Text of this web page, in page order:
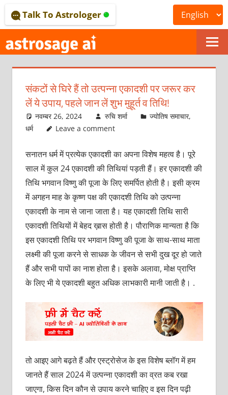
to
content
ONLINE
ASTROLOGICAL
JOURNAL
–
ASTROSAGE
MAGAZINE
Talk To Astrologer
संकटों से घिरे हैं तो उत्पन्ना एकादशी पर जरूर कर
लें ये उपाय, पहले जान लें शुभ मुहूर्त व तिथि!
नवम्बर 26, 2024 रुचि शर्मा ज्योतिष समाचार,
धर्म
Leave a comment
सनातन धर्म में प्रत्येक एकादशी का अपना विशेष महत्व है। पूरे
साल में कुल 24 एकादशी की तिथियां पड़ती हैं। हर एकादशी की
तिथि भगवान विष्णु की पूजा के लिए समर्पित होती है। इसी क्रम
में अगहन माह के कृष्ण पक्ष की एकादशी तिथि को उत्पन्ना
एकादशी के नाम से जाना जाता है। यह एकादशी तिथि सारी
एकादशी तिथियों में बेहद ख़ास होती है। पौराणिक मान्यता है कि
इस एकादशी तिथि पर भगवान विष्णु की पूजा के साथ-साथ माता
लक्ष्मी की पूजा करने से साधक के जीवन से सभी दुख दूर हो जाते
हैं और सभी पापों का नाश होता है। इसके अलावा, मोक्ष प्राप्ति
के लिए भी ये एकादशी बहुत अधिक लाभकारी मानी जाती है। .
तो आइए आगे बढ़ते हैं और एस्ट्रोसेज के इस विशेष ब्लॉग में हम
जानते हैं साल 2024 में उत्पन्ना एकादशी का व्रत कब रखा
जाएगा, किस दिन कौन से उपाय करने चाहिए व इस दिन पढ़ी